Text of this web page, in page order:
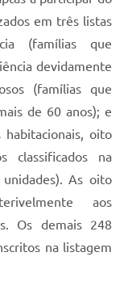
em três listas
(famílias que
devidamente
(famílias que
de 60 anos); e
oito
classificados na
As oito
aos
Os demais 248
na listagem